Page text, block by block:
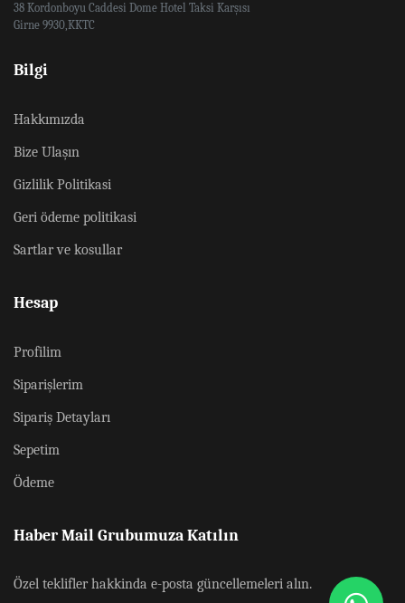
38 Kordonboyu Caddesi Dome Hotel Taksi Karşısı
Girne 9930,KKTC
Bilgi
Hakkımızda
Bize Ulaşın
Gizlilik Politikasi
Geri ödeme politikasi
Sartlar ve kosullar
Hesap
Profilim
Siparişlerim
Sipariş Detayları
Sepetim
Ödeme
Haber Mail Grubumuza Katılın
Özel teklifler hakkinda e-posta güncellemeleri alın.